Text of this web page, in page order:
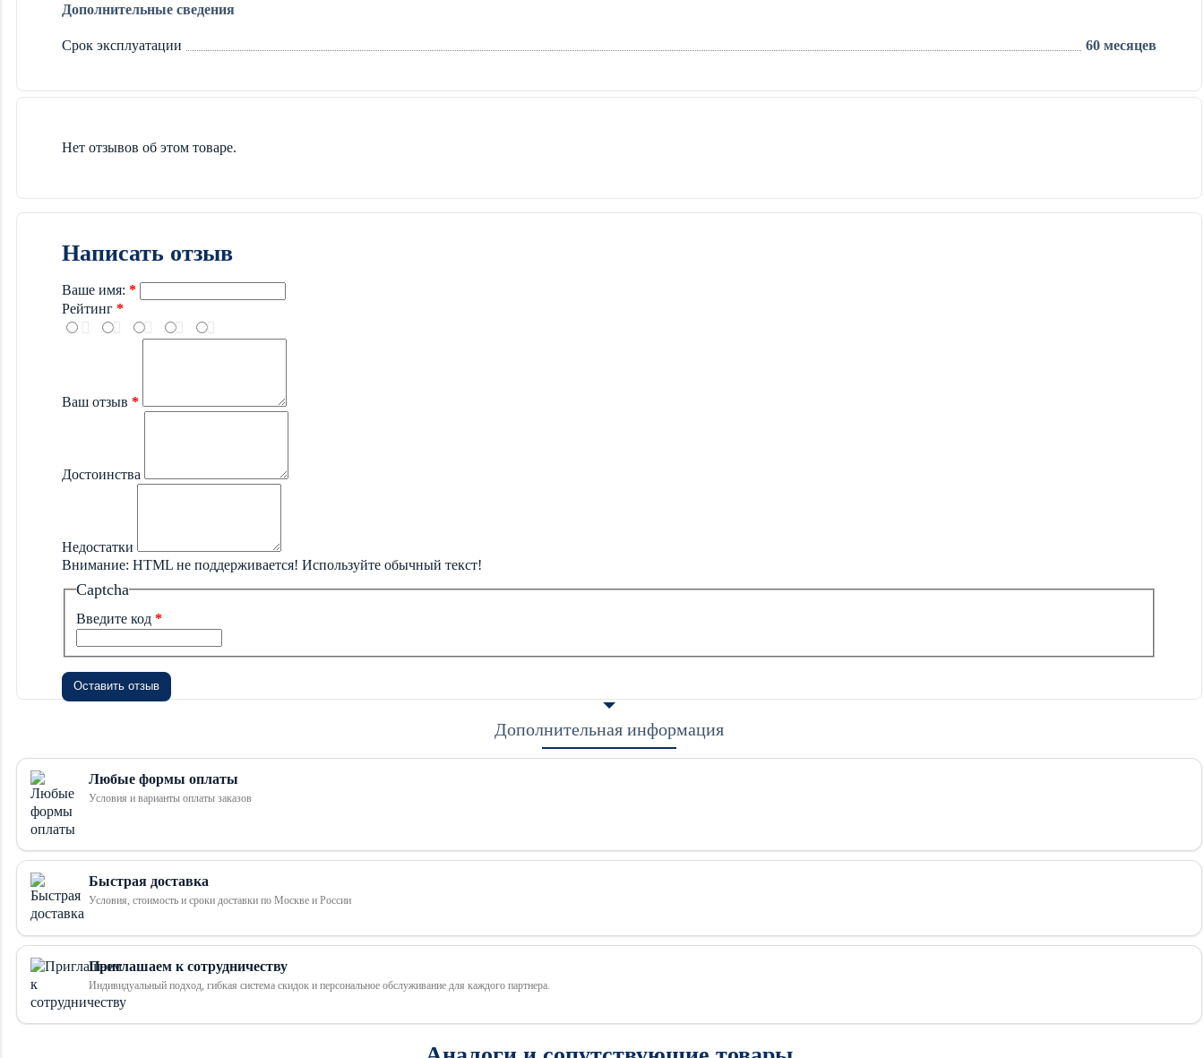
Дополнительные сведения
Срок эксплуатации 60 месяцев
Нет отзывов об этом товаре.
Написать отзыв
Ваше имя:
Рейтинг
Ваш отзыв
Достоинства
Недостатки
Внимание: HTML не поддерживается! Используйте обычный текст!
Captcha
Введите код
Оставить отзыв
Дополнительная информация
Любые формы оплаты
Условия и варианты оплаты заказов
Быстрая доставка
Условия, стоимость и сроки доставки по Москве и России
Приглашаем к сотрудничеству
Индивидуальный подход, гибкая система скидок и персональное обслуживание для каждого партнера.